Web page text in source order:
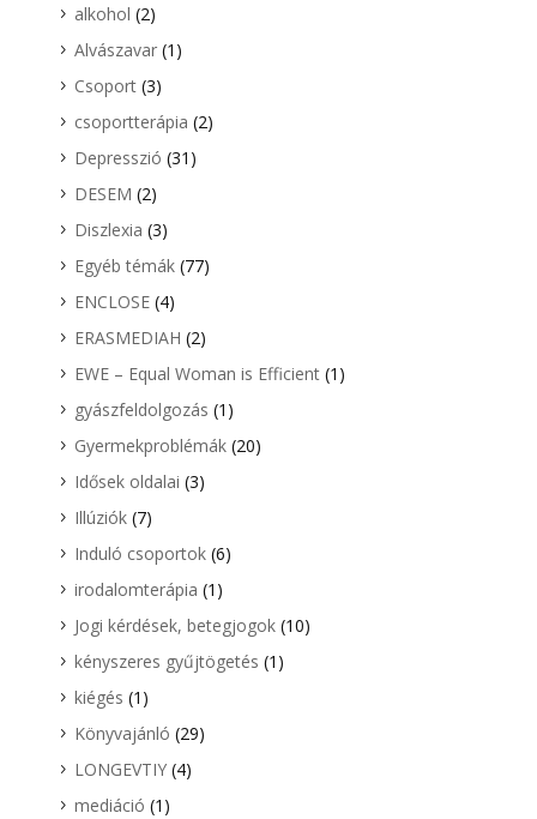
alkohol (2)
Alvászavar(1)
Csoport(3)
csoportterápia (2)
Depresszió (31)
DESEM (2)
Diszlexia (3)
Egyéb témák(77)
ENCLOSE(4)
ERASMEDIAH (2)
EWE – Equal Woman is Efficient(1)
gyászfeldolgozás (1)
Gyermekproblémák(20)
Idősek oldalai (3)
Illúziók(7)
Induló csoportok(6)
irodalomterápia (1)
Jogi kérdések, betegjogok(10)
kényszeres gyűjtögetés (1)
kiégés (1)
Könyvajánló (29)
LONGEVTIY(4)
mediáció (1)